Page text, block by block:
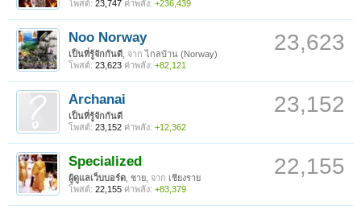
โพสต์: 23,747 ค่าพลัง: +236,439
23,623
Noo Norway
เป็นที่รู้จักกันดี จาก ไกลบ้าน (Norway)
โพสต์: 23,623 ค่าพลัง: +82,121
23,152
Archanai
เป็นที่รู้จักกันดี
โพสต์: 23,152 ค่าพลัง: +12,362
22,155
Specialized
ผู้ดูแลเว็บบอร์ด , ชาย, จาก เชียงราย
โพสต์: 22,155 ค่าพลัง: +83,379